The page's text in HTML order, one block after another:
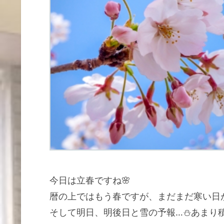
今日は立春ですね🌸
暦の上ではもう春ですが、まだまだ寒い
そして明日、明後日と雪の予報…⛄あま